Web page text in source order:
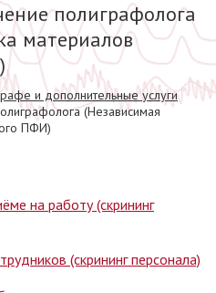
полиграфолога
материалов
и дополнительные услуги
(Независимая
ПФИ)
на работу (скрининг
(скрининг персонала)